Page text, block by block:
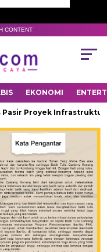
CONTENT
EKONOMI
Proyek Infrastruktur